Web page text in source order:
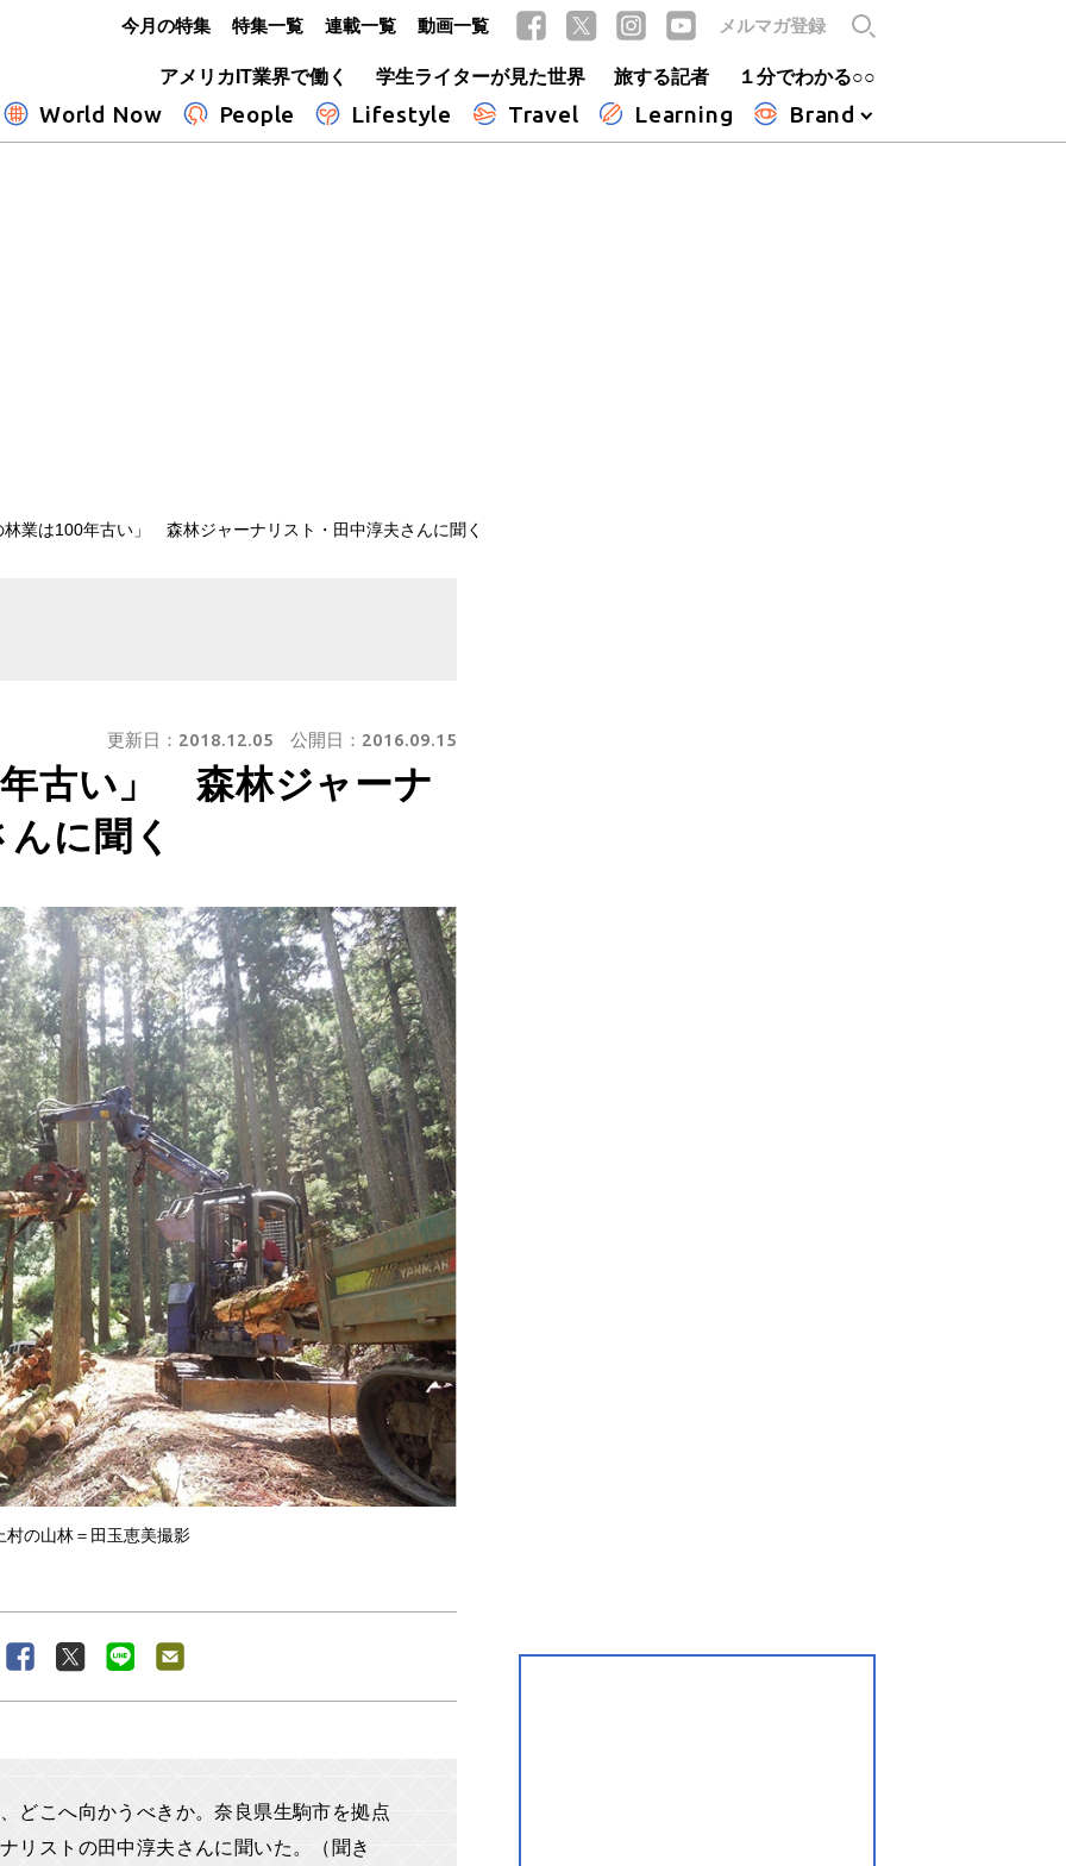
アメリカIT業界で働く
学生ライターが見た世界 旅する記者 １分でわかる○○
World Now People Lifestyle Travel Learning Brand
今月の特集 特集一覧 連載一覧 動画一覧 メルマガ登録
林業は100年古い」 森林ジャーナリスト・田中淳夫さんに聞く
古い」 森林ジャーナ
に聞く
更新日： 2018.12.05 公開日： 2016.09.15
村の山林＝田玉恵美撮影
どこへ向かうべきか。奈良県生駒市を拠点
リストの田中淳夫さんに聞いた。（聞き